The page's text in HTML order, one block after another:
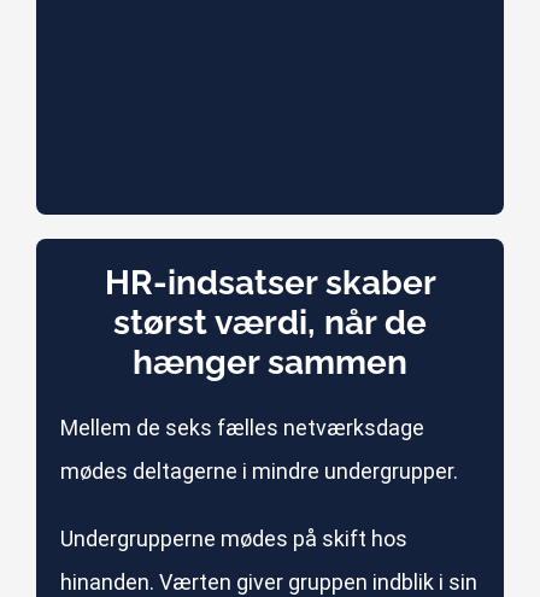
HR-indsatser skaber
størst værdi, når de
hænger sammen
Mellem de seks fælles netværksdage
mødes deltagerne i mindre undergrupper.
Undergrupperne mødes på skift hos
hinanden. Værten giver gruppen indblik i sin